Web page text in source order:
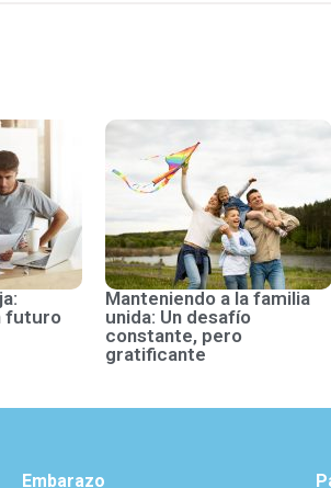
futuro
Manteniendo a la familia
unida: Un desafío
constante, pero
gratificante
Embarazo